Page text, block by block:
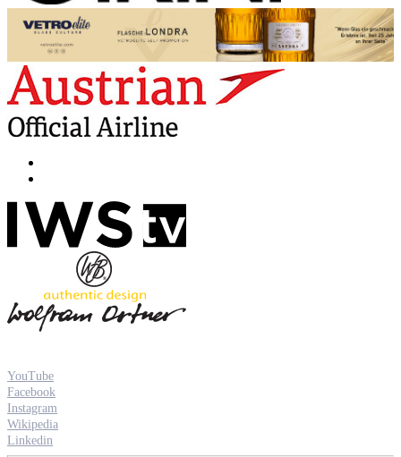
YouTube
Facebook
Instagram
Wikipedia
Linkedin